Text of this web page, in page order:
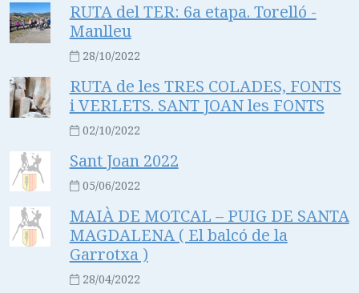
RUTA del TER: 6a etapa. Torelló -
Manlleu
28/10/2022
RUTA de les TRES COLADES, FONTS
i VERLETS. SANT JOAN les FONTS
02/10/2022
Sant Joan 2022
05/06/2022
MAIÀ DE MOTCAL – PUIG DE SANTA
MAGDALENA ( El balcó de la
Garrotxa )
28/04/2022